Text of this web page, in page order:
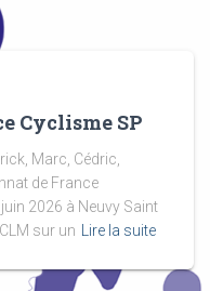
Cyclisme SP
Marc, Cédric,
de France
2026 à Neuvy Saint
sur un
Lire la suite